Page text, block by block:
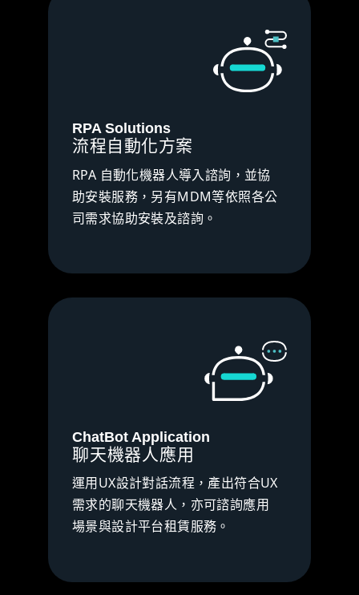
RPA Solutions
流程自動化方案
RPA 自動化機器人導入諮詢，並協
助安裝服務，另有MDM等依照各公
司需求協助安裝及諮詢。
ChatBot Application
聊天機器人應用
運用UX設計對話流程，產出符合UX
需求的聊天機器人，亦可諮詢應用
場景與設計平台租賃服務。